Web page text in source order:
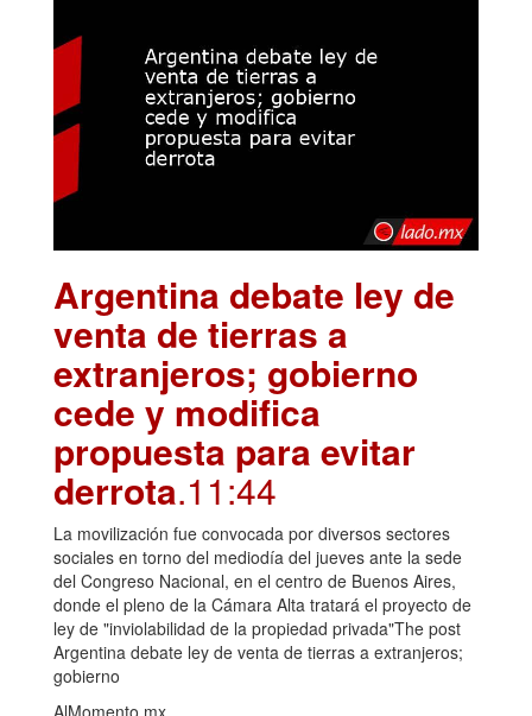
Argentina debate ley de
venta de tierras a
extranjeros; gobierno
cede y modifica
propuesta para evitar
derrota.11:44
La movilización fue convocada por diversos sectores
sociales en torno del mediodía del jueves ante la sede
del Congreso Nacional, en el centro de Buenos Aires,
donde el pleno de la Cámara Alta tratará el proyecto de
ley de "inviolabilidad de la propiedad privada"The post
Argentina debate ley de venta de tierras a extranjeros;
gobierno